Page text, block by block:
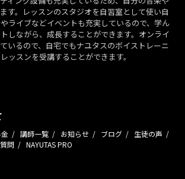
す。レッスンのスタジオを自習室として使い自
ライブなどイベントも充実しているので、学ん
しながら、成長することができます。オンライ
いるので、自宅でもナユタスのボイストレーニ
ッスンを受講することができます。
講師一覧 お知らせ ブログ
生徒の声
問 NAYUTAS PRO